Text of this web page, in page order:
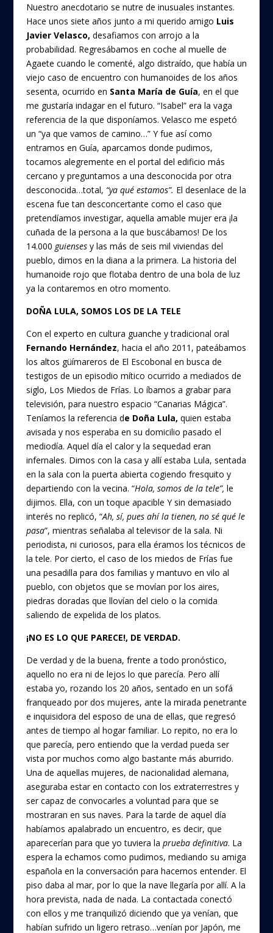
Nuestro anecdotario se nutre de inusuales instantes.
Hace unos siete años junto a mi querido amigo Luis
Javier Velasco, desafiamos con arrojo a la
probabilidad. Regresábamos en coche al muelle de
Agaete cuando le comenté, algo distraído, que había un
viejo caso de encuentro con humanoides de los años
sesenta, ocurrido en Santa María de Guía, en el que
me gustaría indagar en el futuro. “Isabel” era la vaga
referencia de la que disponíamos. Velasco me espetó
un “ya que vamos de camino…” Y fue así como
entramos en Guía, aparcamos donde pudimos,
tocamos alegremente en el portal del edificio más
cercano y preguntamos a una desconocida por otra
desconocida…total, “ya qué estamos”. El desenlace de la
escena fue tan desconcertante como el caso que
pretendíamos investigar, aquella amable mujer era ¡la
cuñada de la persona a la que buscábamos! De los
14.000 guiensesy las más de seis mil viviendas del
pueblo, dimos en la diana a la primera. La historia del
humanoide rojo que flotaba dentro de una bola de luz
ya la contaremos en otro momento.
DOÑA LULA, SOMOS LOS DE LA TELE
Con el experto en cultura guanche y tradicional oral
Fernando Hernández, hacia el año 2011, pateábamos
los altos güímareros de El Escobonal en busca de
testigos de un episodio mítico ocurrido a mediados de
siglo, Los Miedos de Frías. Lo íbamos a grabar para
televisión, para nuestro espacio “Canarias Mágica”.
Teníamos la referencia de Doña Lula, quien estaba
avisada y nos esperaba en su domicilio pasado el
mediodía. Aquel día el calor y la sequedad eran
infernales. Dimos con la casa y allí estaba Lula, sentada
en la sala con la puerta abierta cogiendo fresquito y
departiendo con la vecina. “Hola, somos de la tele”, le
dijimos. Ella, con un toque apacible Y sin demasiado
interés no replicó, “Ah, sí, pues ahí la tienen, no sé qué le
pasa”, mientras señalaba al televisor de la sala. Ni
periodista, ni curiosos, para ella éramos los técnicos de
la tele. Por cierto, el caso de los miedos de Frías fue
una pesadilla para dos familias y mantuvo en vilo al
pueblo, con objetos que se movían por los aires,
piedras doradas que llovían del cielo o la comida
saliendo de expelida de los platos.
¡NO ES LO QUE PARECE!, DE VERDAD.
De verdad y de la buena, frente a todo pronóstico,
aquello no era ni de lejos lo que parecía. Pero allí
estaba yo, rozando los 20 años, sentado en un sofá
franqueado por dos mujeres, ante la mirada penetrante
e inquisidora del esposo de una de ellas, que regresó
antes de tiempo al hogar familiar. Lo repito, no era lo
que parecía, pero entiendo que la verdad pueda ser
vista por muchos como algo bastante más aburrido.
Una de aquellas mujeres, de nacionalidad alemana,
aseguraba estar en contacto con los extraterrestres y
ser capaz de convocarles a voluntad para que se
mostraran en sus naves. Para la tarde de aquel día
habíamos apalabrado un encuentro, es decir, que
aparecerían para que yo tuviera la prueba definitiva. La
espera la echamos como pudimos, mediando su amiga
española en la conversación para hacernos entender. El
piso daba al mar, por lo que la nave llegaría por allí. A la
hora prevista, nada de nada. La contactada conectó
con ellos y me tranquilizó diciendo que ya venían, que
habían sufrido un ligero retraso…venían por Japón, me